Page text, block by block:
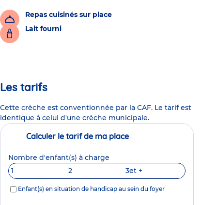
Repas cuisinés sur place
Lait fourni
Les tarifs
Cette crèche est conventionnée par la CAF. Le tarif est
identique à celui d'une crèche municipale.
Calculer le tarif de ma place
Nombre d'enfant(s) à charge
1
2 3et +
Enfant(s) en situation de handicap au sein du foyer